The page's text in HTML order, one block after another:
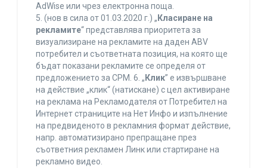
AdWise или чрез електронна поща.
5. (нов в сила от 01.03.2020 г.) „ Класиране на
рекламите“ представлява приоритета за
визуализиране на рекламите на даден ABV
потребител и съответната позиция, на която ще
бъдат показани рекламите се определя от
предложението за CPM. 6. „ Клик” е извършване
на действие „клик“ (натискане) с цел активиране
на реклама на Рекламодателя от Потребител на
Интернет страниците на Нет Инфо и изпълнение
на предвиденото в рекламния формат действие,
напр. автоматизирано препращане през
съответния рекламен Линк или стартиране на
рекламно видео.